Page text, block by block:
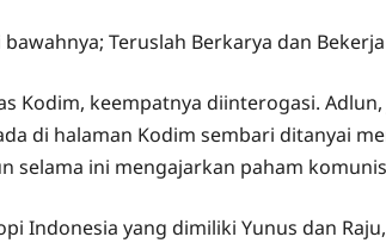
Teruslah Berkarya dan
Kodim, keempatnya diinterogasi.
di halaman Kodim sembari ditanyai
selama ini mengajarkan paham
Indonesia yang dimiliki Yunus dan